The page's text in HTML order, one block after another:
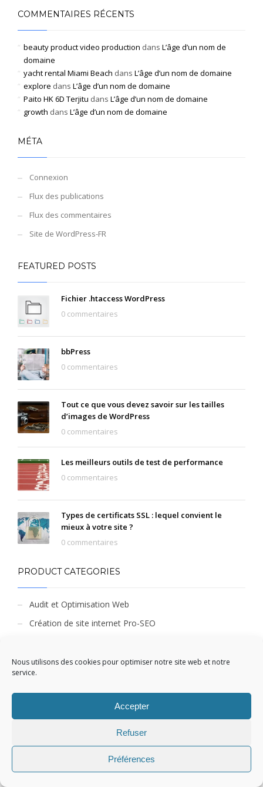
Nous utilisons des cookies pour optimiser notre site web et notre
service.
Accepter
Refuser
Préférences
COMMENTAIRES RÉCENTS
beauty product video production dans L’âge d’un nom de
domaine
yacht rental Miami Beach dans L’âge d’un nom de domaine
explore dans L’âge d’un nom de domaine
Paito HK 6D Terjitu dans L’âge d’un nom de domaine
growth dans L’âge d’un nom de domaine
MÉTA
Connexion
Flux des publications
Flux des commentaires
Site de WordPress-FR
FEATURED POSTS
Fichier .htaccess WordPress
0 commentaires
bbPress
0 commentaires
Tout ce que vous devez savoir sur les tailles
d’images de WordPress
0 commentaires
Les meilleurs outils de test de performance
0 commentaires
Types de certificats SSL : lequel convient le
mieux à votre site ?
0 commentaires
PRODUCT CATEGORIES
Audit et Optimisation Web
Création de site internet Pro-SEO
Non classé
Offre de Marketing Digital
Référencement naturel - 1 mois
Référencement naturel - 12 mois
Référencement naturel - 6 mois